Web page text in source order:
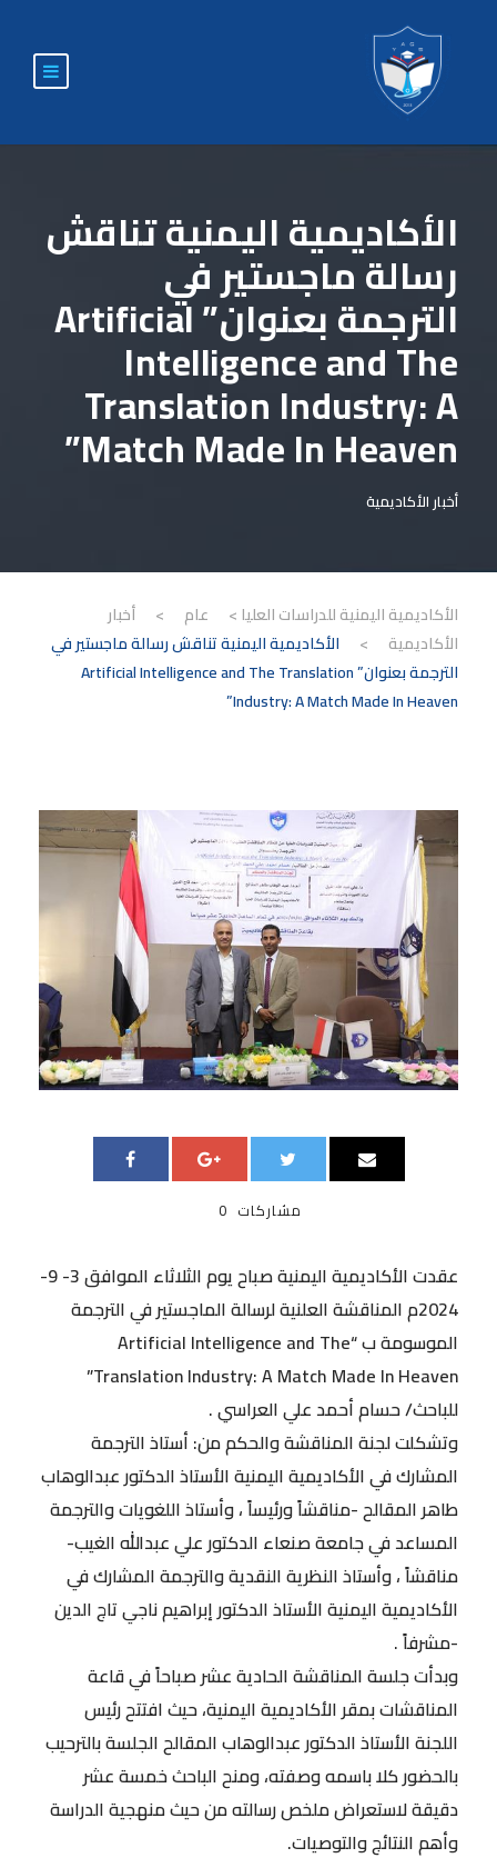
الأكاديمية اليمنية تناقش
رسالة ماجستير في
الترجمة بعنوان” Artificial
Intelligence and The
Translation Industry: A
Match Made In Heaven”
أخبار الأكاديمية
الأكاديمية اليمنية للدراسات العليا > عام >
أخبار
الأكاديمية
>
الأكاديمية اليمنية تناقش رسالة ماجستير في
الترجمة بعنوان” Artificial Intelligence and The Translation
Industry: A Match Made In Heaven”
0 مشاركات
عقدت الأكاديمية اليمنية صباح يوم الثلاثاء الموافق 3- 9-
2024م المناقشة العلنية لرسالة الماجستير في الترجمة
الموسومة ب “Artificial Intelligence and The
Translation Industry: A Match Made In Heaven”
للباحث/ حسام أحمد علي العراسي .
وتشكلت لجنة المناقشة والحكم من: أستاذ الترجمة
المشارك في الأكاديمية اليمنية الأستاذ الدكتور عبدالوهاب
طاهر المقالح -مناقشاً ورئيساً ، وأستاذ اللغويات والترجمة
المساعد في جامعة صنعاء الدكتور علي عبدالله الغيب-
مناقشاً ، وأستاذ النظرية النقدية والترجمة المشارك في
الأكاديمية اليمنية الأستاذ الدكتور إبراهيم ناجي تاج الدين
-مشرفاً .
وبدأت جلسة المناقشة الحادية عشر صباحاً في قاعة
المناقشات بمقر الأكاديمية اليمنية، حيث افتتح رئيس
اللجنة الأستاذ الدكتور عبدالوهاب المقالح الجلسة بالترحيب
بالحضور كلا باسمه وصفته، ومنح الباحث خمسة عشر
دقيقة لاستعراض ملخص رسالته من حيث منهجية الدراسة
وأهم النتائج والتوصيات.